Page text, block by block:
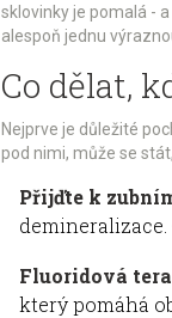
sklovinky je pomalá -
alespoň jednu
Co dělat,
Nejprve je důležité
pod nimi, může se
Přijďte k
Fluoridová
který pomáhá